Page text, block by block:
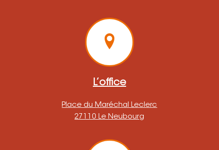
L’office
Place du Maréchal Leclerc
27110 Le Neubourg